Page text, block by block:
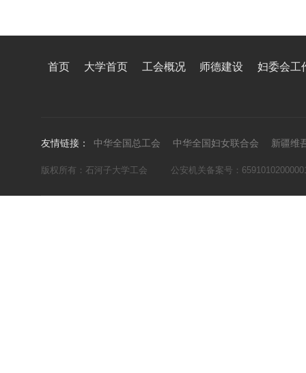
首页 大学首页 工会概况 师德建设 妇委会工
友情链接： 中华全国总工会 中华全国妇女联合会 新疆维
版权所有：石河子大学工会 公安机关备案号：